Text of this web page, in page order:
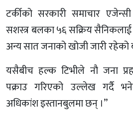
टर्कीको सरकारी समाचार
सशस्त्र बलका ५६ सक्रिय सैनिकलाई
अन्य सात जनाको खोजी जारी रहेको
यसैबीच हल्क टिभीले नौ जना
पक्राउ गरिएको उल्लेख गर्दै
अधिकांश इस्तानबुलमा छन् ।”